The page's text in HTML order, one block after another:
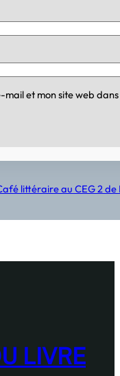
mail et mon site web
littéraire au CEG 2
LIVRE